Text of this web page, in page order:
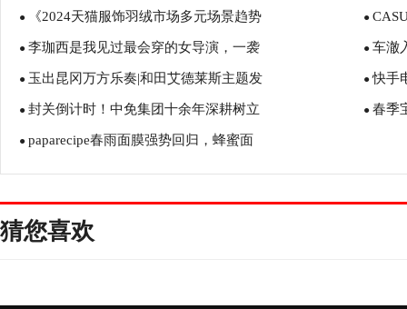
● 《2024天猫服饰羽绒市场多元场景趋势 ●
● 李珈西是我见过最会穿的女导演，一袭 ● 车澈
● 玉出昆冈万方乐奏|和田艾德莱斯主题发 ●快手
● 封关倒计时！中免集团十余年深耕树立 ● 春季
● paparecipe春雨面膜强势回归，蜂蜜面
猜您喜欢